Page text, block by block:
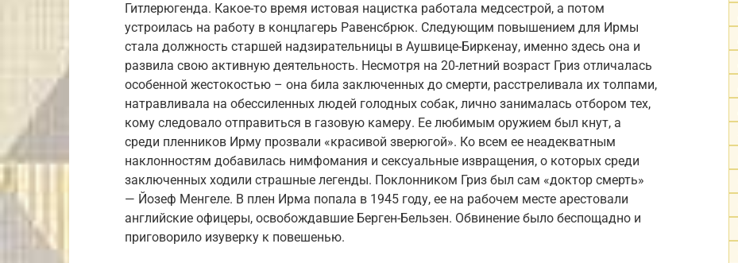
Гитлерюгенда. Какое-то время истовая нацистка работала медсестрой, а потом
устроилась на работу в концлагерь Равенсбрюк. Следующим повышением для Ирмы
стала должность старшей надзирательницы в Аушвице-Биркенау, именно здесь она и
развила свою активную деятельность. Несмотря на 20-летний возраст Гриз отличалась
особенной жестокостью – она била заключенных до смерти, расстреливала их толпами,
натравливала на обессиленных людей голодных собак, лично занималась отбором тех,
кому следовало отправиться в газовую камеру. Ее любимым оружием был кнут, а
среди пленников Ирму прозвали «красивой зверюгой». Ко всем ее неадекватным
наклонностям добавилась нимфомания и сексуальные извращения, о которых среди
заключенных ходили страшные легенды. Поклонником Гриз был сам «доктор смерть»
— Йозеф Менгеле. В плен Ирма попала в 1945 году, ее на рабочем месте арестовали
английские офицеры, освобождавшие Берген-Бельзен. Обвинение было беспощадно и
приговорило изуверку к повешенью.